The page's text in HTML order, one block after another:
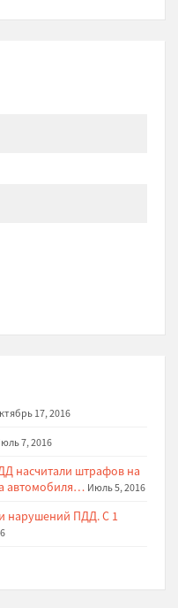
17, 2016
7, 2016
насчитали штрафов на
автомобиля… Июль 5, 2016
нарушений ПДД. С 1